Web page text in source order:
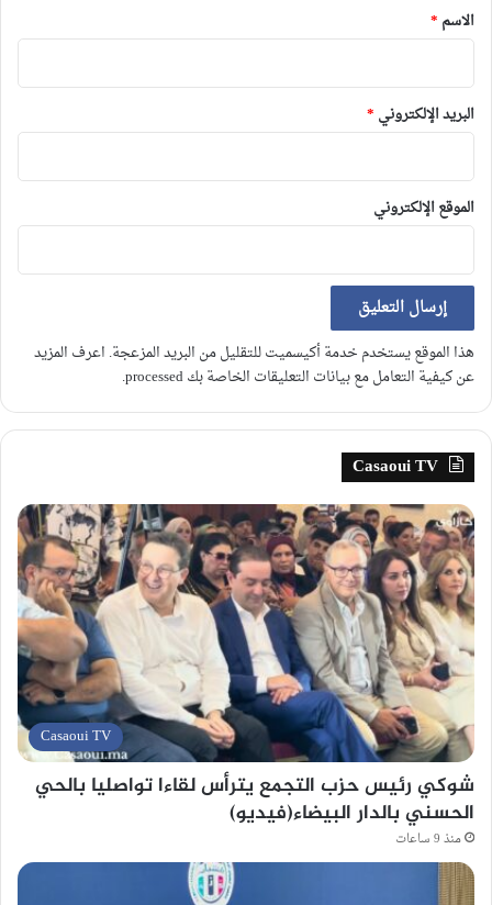
*
الاسم *
البريد الإلكتروني *
الموقع الإلكتروني
هذا الموقع يستخدم خدمة أكيسميت للتقليل من البريد المزعجة. اعرف المزيد
عن كيفية التعامل مع بيانات التعليقات الخاصة بك processed
.
Casaoui TV
Casaoui TV
شوكي رئيس حزب التجمع يترأس لقاءا تواصليا بالحي
الحسني بالدار البيضاء(فيديو)
منذ 9 ساعات